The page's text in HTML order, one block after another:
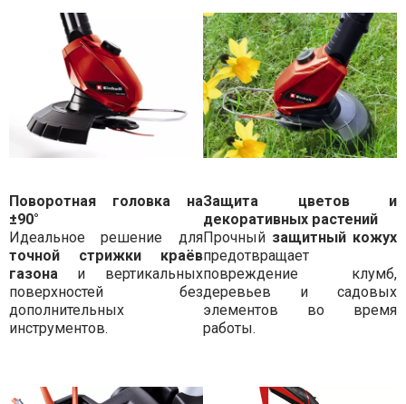
Поворотная головка на
±90°
Идеальное решение для
точной стрижки краёв
газонаи вертикальных
поверхностей без
дополнительных
инструментов.
Защита цветов и
декоративных растений
Прочный защитный кожух
предотвращает
повреждение клумб,
деревьев и садовых
элементов во время
работы.